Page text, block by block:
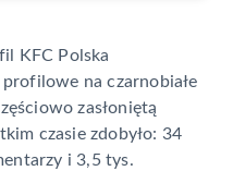
KFC Polska
profilowe na czarnobiałe
zasłoniętą
czasie zdobyło: 34
i 3,5 tys.